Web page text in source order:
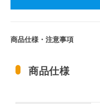
商品仕様・注意事項
商品仕様